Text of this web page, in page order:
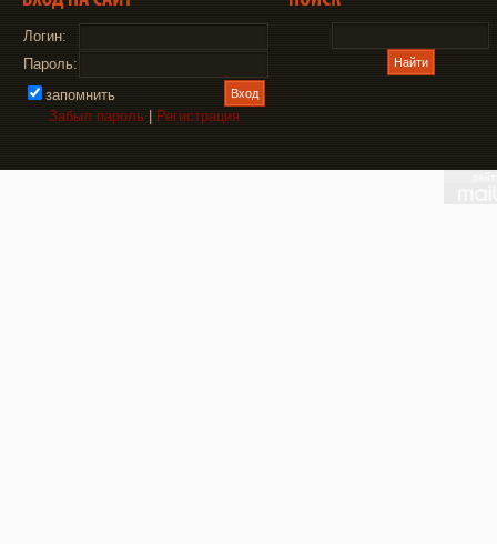
Логин:
Пароль:
запомнить
Забыл пароль
Регистрация